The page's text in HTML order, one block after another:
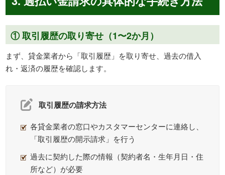
① 取引履歴の取り寄せ（1〜2か月）
まず、貸金業者から「取引履歴」を取り寄せ、過去の借入
れ・返済の履歴を確認します。
取引履歴の請求方法
各貸金業者の窓口やカスタマーセンターに連絡し、
「取引履歴の開示請求」を行う
過去に契約した際の情報（契約者名・生年月日・住
所など）が必要